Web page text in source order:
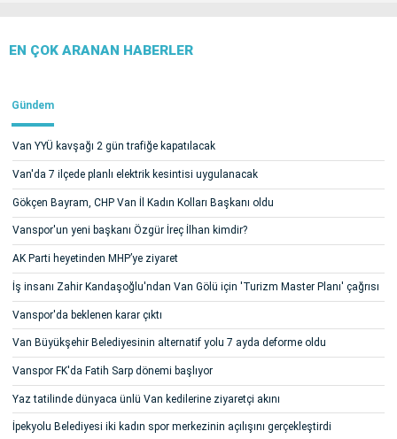
EN ÇOK ARANAN HABERLER
Gündem
Van YYÜ kavşağı 2 gün trafiğe kapatılacak
Van'da 7 ilçede planlı elektrik kesintisi uygulanacak
Gökçen Bayram, CHP Van İl Kadın Kolları Başkanı oldu
Vanspor'un yeni başkanı Özgür İreç İlhan kimdir?
AK Parti heyetinden MHP’ye ziyaret
İş insanı Zahir Kandaşoğlu'ndan Van Gölü için 'Turizm Master Planı' çağrısı
Vanspor'da beklenen karar çıktı
Van Büyükşehir Belediyesinin alternatif yolu 7 ayda deforme oldu
Vanspor FK'da Fatih Sarp dönemi başlıyor
Yaz tatilinde dünyaca ünlü Van kedilerine ziyaretçi akını
İpekyolu Belediyesi iki kadın spor merkezinin açılışını gerçekleştirdi